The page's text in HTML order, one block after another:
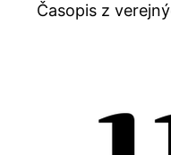
Časopis z